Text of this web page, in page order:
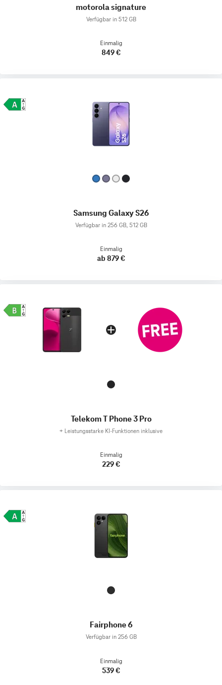
motorola signature
Verfügbar in 512 GB
Einmalig
849 €
Samsung Galaxy S26
Verfügbar in 256 GB, 512 GB
Einmalig
ab 879 €
Telekom T Phone 3 Pro
+ Leistungsstarke KI-Funktionen inklusive
Einmalig
229 €
Fairphone 6
Verfügbar in 256 GB
Einmalig
539 €